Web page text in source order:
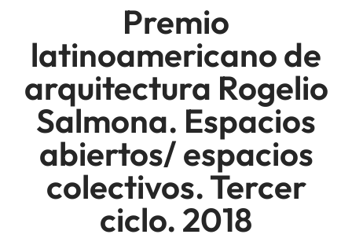
Premio
latinoamericano de
arquitectura Rogelio
Salmona. Espacios
abiertos/ espacios
colectivos. Tercer
ciclo. 2018